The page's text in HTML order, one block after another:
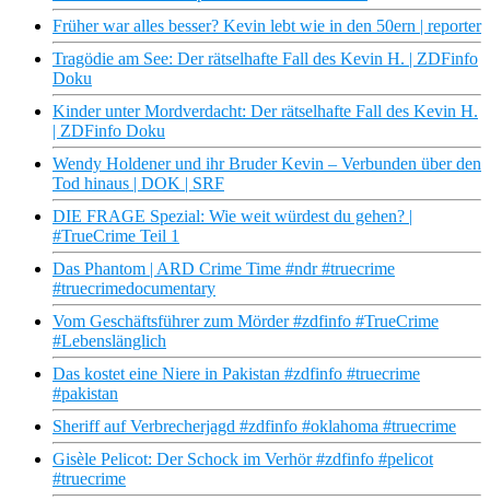
Früher war alles besser? Kevin lebt wie in den 50ern | reporter
Tragödie am See: Der rätselhafte Fall des Kevin H. | ZDFinfo
Doku
Kinder unter Mordverdacht: Der rätselhafte Fall des Kevin H.
| ZDFinfo Doku
Wendy Holdener und ihr Bruder Kevin – Verbunden über den
Tod hinaus | DOK | SRF
DIE FRAGE Spezial: Wie weit würdest du gehen? |
#TrueCrime Teil 1
Das Phantom | ARD Crime Time #ndr #truecrime
#truecrimedocumentary
Vom Geschäftsführer zum Mörder #zdfinfo #TrueCrime
#Lebenslänglich
Das kostet eine Niere in Pakistan #zdfinfo #truecrime
#pakistan
Sheriff auf Verbrecherjagd #zdfinfo #oklahoma #truecrime
Gisèle Pelicot: Der Schock im Verhör #zdfinfo #pelicot
#truecrime